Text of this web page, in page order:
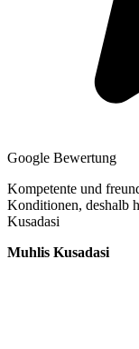
Google Bewertung
Kompetente und
Konditionen, deshalb
Kusadasi
Muhlis Kusadasi